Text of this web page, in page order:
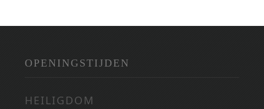
OPENINGSTIJDEN
HEILIGDOM